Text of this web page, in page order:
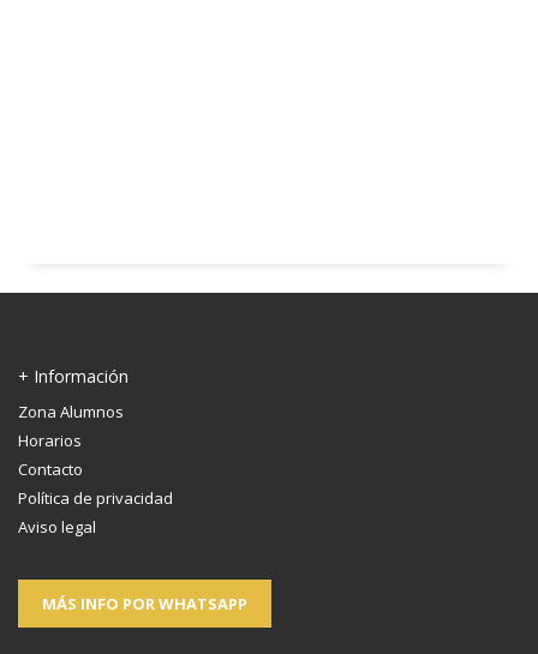
+ Información
Zona Alumnos
Horarios
Contacto
Política de privacidad
Aviso legal
MÁS INFO POR WHATSAPP